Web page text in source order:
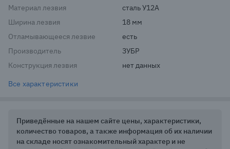
Материал лезвия
сталь У12А
Ширина лезвия
18 мм
Отламывающееся лезвие
есть
Производитель
ЗУБР
Конструкция лезвия
нет данных
Все характеристики
Приведённые на нашем сайте цены, характеристики,
количество товаров, а также информация об их наличии
на складе носят ознакомительный характер и не